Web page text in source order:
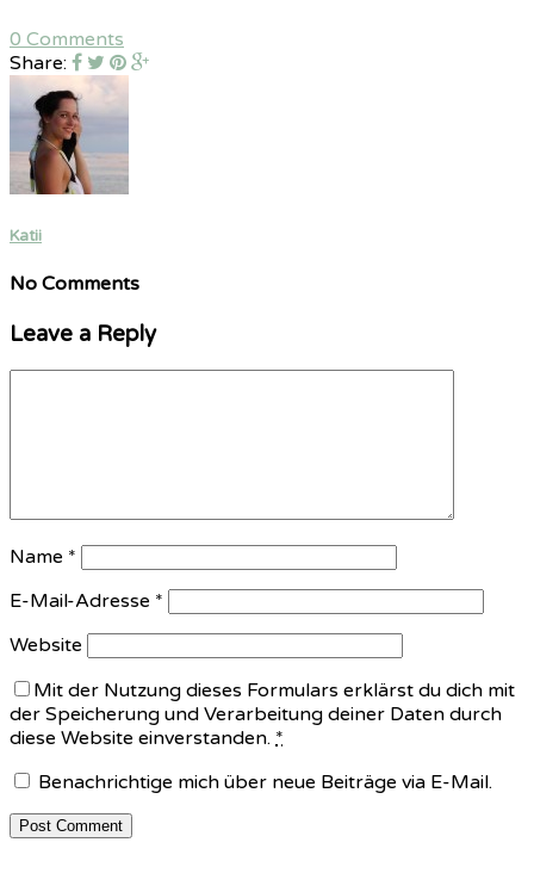
0 Comments
Share:
Katii
No Comments
Leave a Reply
Name *
E-Mail-Adresse *
Website
Mit der Nutzung dieses Formulars erklärst du dich mit
der Speicherung und Verarbeitung deiner Daten durch
diese Website einverstanden. *
Benachrichtige mich über neue Beiträge via E-Mail.